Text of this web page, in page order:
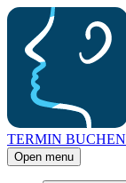
TERMIN BUCHEN
Open menu